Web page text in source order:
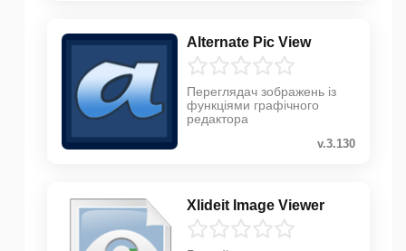
Alternate Pic View
Переглядач зображень із
функціями графічного
редактора
v.3.130
Xlideit Image Viewer